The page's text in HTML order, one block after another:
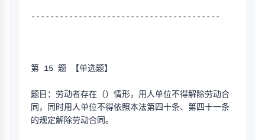
----------------------------------------
第 15 题 【单选题】
题目：劳动者存在（）情形，用人单位不得解除劳动合
同，同时用人单位不得依照本法第四十条、第四十一条
的规定解除劳动合同。